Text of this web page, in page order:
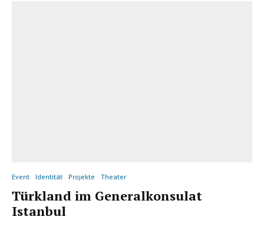
Event Identität Projekte Theater
Türkland im Generalkonsulat
Istanbul